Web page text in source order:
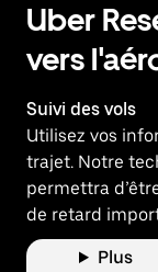
Uber
vers
Suivi des vols
Utilisez vos
trajet. Notre
permettra
de retard
Plus